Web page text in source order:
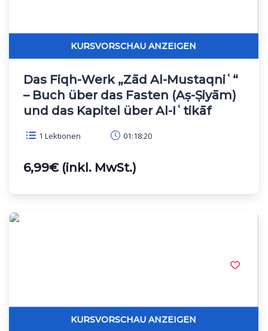
Das Fiqh-Werk „Zād Al-Mustaqniʿ“
– Buch über das Fasten (Aṣ-Ṣiyām)
und das Kapitel über Al-Iʿtikāf
1 Lektionen 01:18:20
6,99€ (inkl. MwSt.)